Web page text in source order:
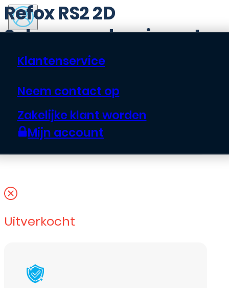
Klantenservice
Neem contact op
Zakelijke klant worden
Mijn account
Refox RS2 2D
Schroevendraaier set
voor Telefoon
Reparatie – 5 in 1
€23,95
Uitverkocht